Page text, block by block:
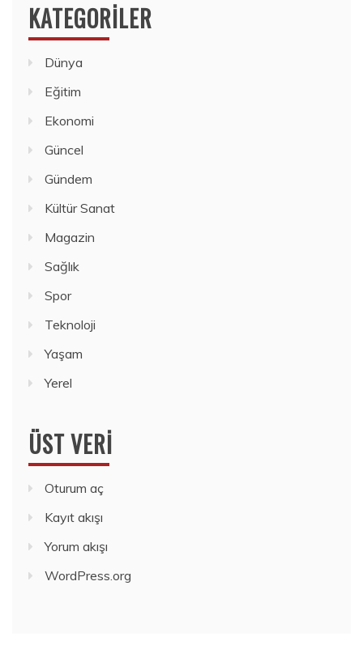
KATEGORILER
Dünya
Eğitim
Ekonomi
Güncel
Gündem
Kültür Sanat
Magazin
Sağlık
Spor
Teknoloji
Yaşam
Yerel
ÜST VERI
Oturum aç
Kayıt akışı
Yorum akışı
WordPress.org